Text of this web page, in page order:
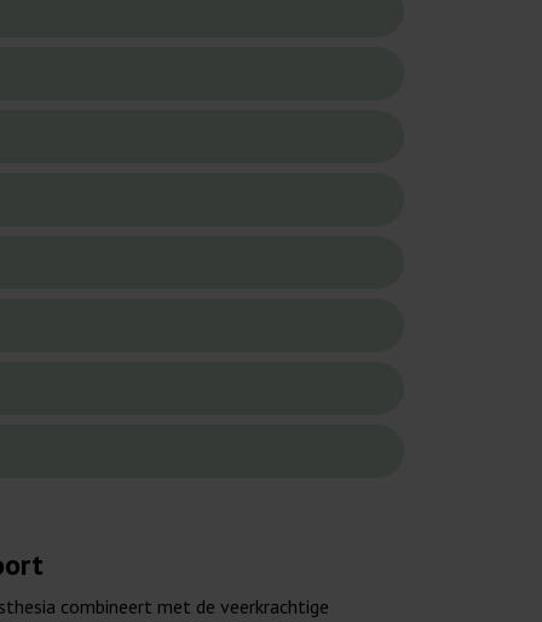
combineert met de veerkrachtige